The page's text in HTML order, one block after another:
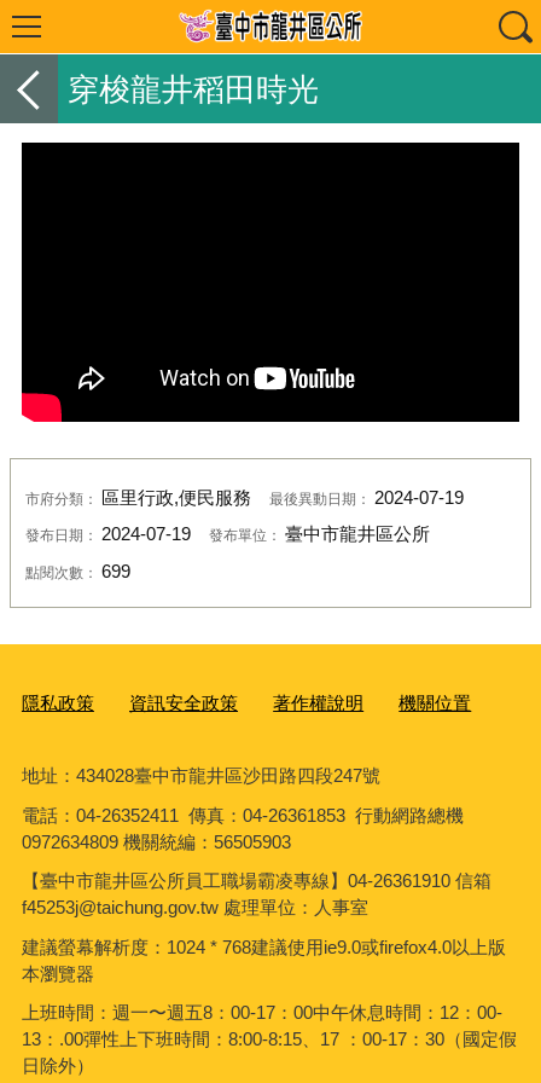
穿梭龍井稻田時光
市府分類： 區里行政,便民服務 最後異動日期： 2024-07-19
發布日期： 2024-07-19 發布單位： 臺中市龍井區公所
點閱次數： 699
隱私政策 資訊安全政策 著作權說明 機關位置
地址：434028臺中市龍井區沙田路四段247號
電話：04-26352411 傳真：04-26361853 行動網路總機
0972634809 機關統編：56505903
【臺中市龍井區公所員工職場霸凌專線】04-26361910 信箱
f45253j@taichung.gov.tw 處理單位：人事室
建議螢幕解析度：1024 * 768建議使用ie9.0或firefox4.0以上版
本瀏覽器
上班時間：週一〜週五8：00-17：00中午休息時間：12：00-
13：.00彈性上下班時間：8:00-8:15、17 ：00-17：30（國定假
日除外）